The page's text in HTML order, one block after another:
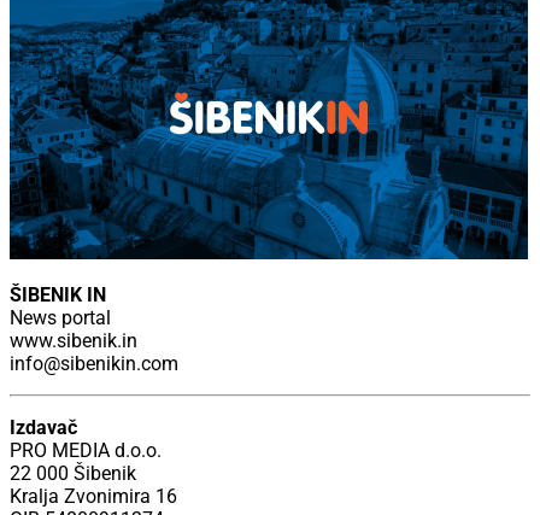
ŠIBENIK IN
News portal
www.sibenik.in
info@sibenikin.com
Izdavač
PRO MEDIA d.o.o.
22 000 Šibenik
Kralja Zvonimira 16